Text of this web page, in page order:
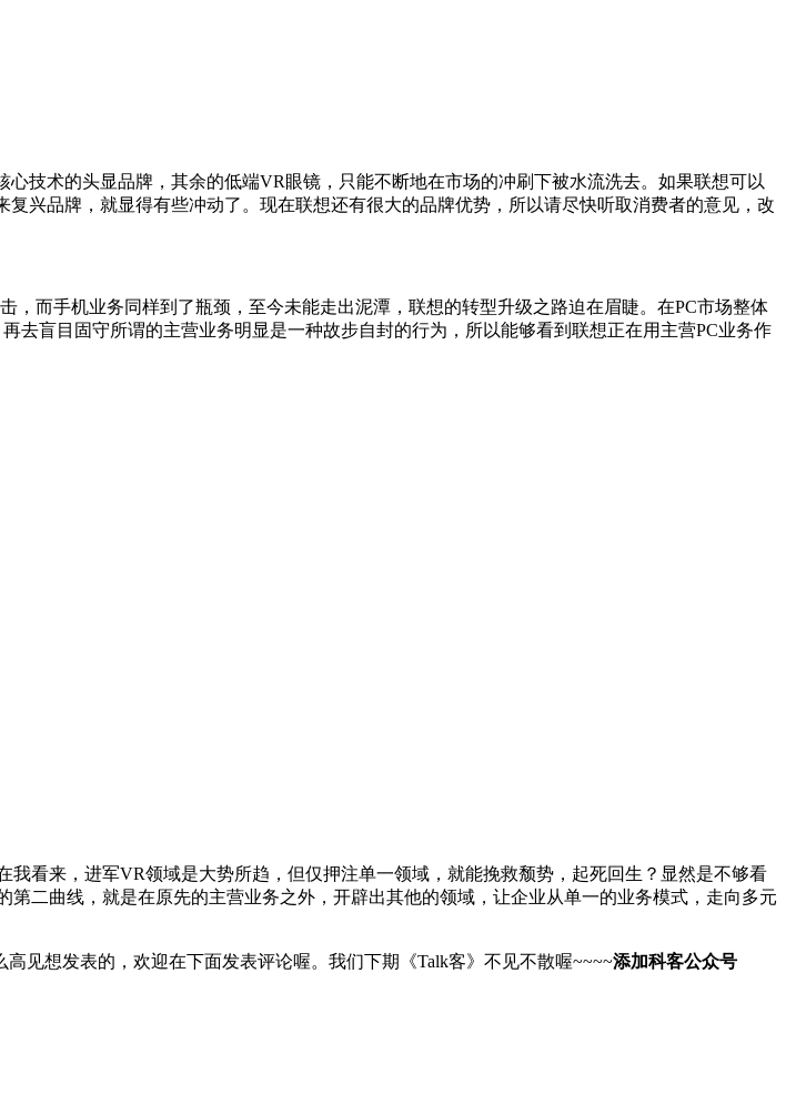
术的头显品牌，其余的低端VR眼镜，只能不断地在市场的冲刷下被水流洗去。如果联想可以
兴品牌，就显得有些冲动了。现在联想还有很大的品牌优势，所以请尽快听取消费者的意见，改
而手机业务同样到了瓶颈，至今未能走出泥潭，联想的转型升级之路迫在眉睫。在PC市场整体
盲目固守所谓的主营业务明显是一种故步自封的行为，所以能够看到联想正在用主营PC业务作
来，进军VR领域是大势所趋，但仅押注单一领域，就能挽救颓势，起死回生？显然是不够看
二曲线，就是在原先的主营业务之外，开辟出其他的领域，让企业从单一的业务模式，走向多元
想发表的，欢迎在下面发表评论喔。我们下期《Talk客》不见不散喔~~~~添加科客公众号